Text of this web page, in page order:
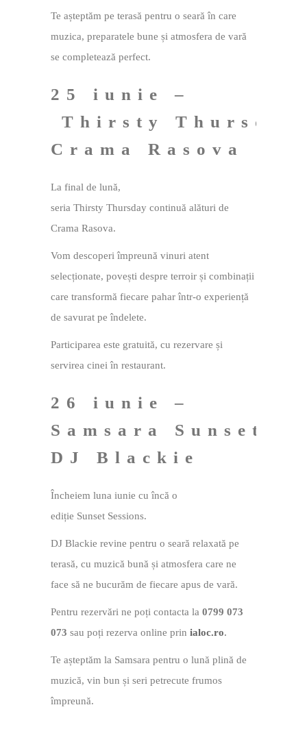
Te așteptăm pe terasă pentru o seară în care
muzica, preparatele bune și atmosfera de vară
se completează perfect.
25 iunie –
Thirsty
Crama Rasova
La final de lună,
seria Thirsty Thursday continuă alături de
Crama Rasova.
Vom descoperi împreună vinuri atent
selecționate, povești despre terroir și combinații
care transformă fiecare pahar într-o experiență
de savurat pe îndelete.
Participarea este gratuită, cu rezervare și
servirea cinei în restaurant.
26 iunie –
Samsara Sunset
DJ Blackie
Încheiem luna iunie cu încă o
ediție Sunset Sessions.
DJ Blackie revine pentru o seară relaxată pe
terasă, cu muzică bună și atmosfera care ne
face să ne bucurăm de fiecare apus de vară.
Pentru rezervări ne poți contacta la 0799 073
073 sau poți rezerva online prin ialoc.ro.
Te așteptăm la Samsara pentru o lună plină de
muzică, vin bun și seri petrecute frumos
împreună.